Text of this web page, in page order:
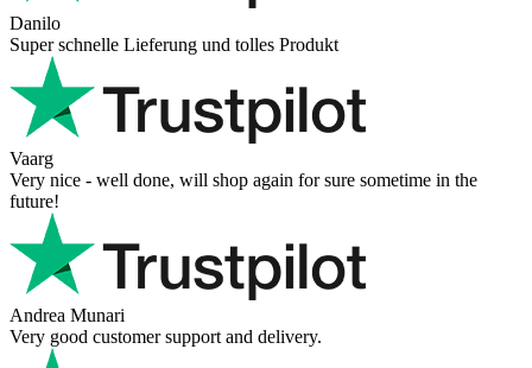
Danilo
Super schnelle Lieferung und tolles Produkt
Vaarg
Very nice - well done, will shop again for sure sometime in the
future!
Andrea Munari
Very good customer support and delivery.